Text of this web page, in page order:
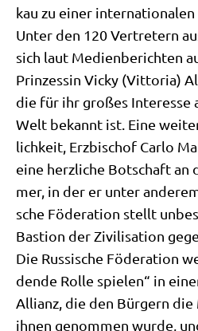
kau zu einer
Unter den 120 Ver­tre­tern
sich laut Medi­en­be­rich­ten
Prin­zes­sin Vicky (Vitto­ria)
die für ihr gro­ßes Inter­es­se
Welt bekannt ist. Eine
lich­keit, Erz­bi­schof Car­lo
eine herz­li­che Bot­schaft
mer, in der er unter
sche Föde­ra­ti­on stellt
Basti­on der Zivi­li­sa­ti­on
Die Rus­si­sche Föde­ra­ti­on
den­de Rol­le spie­len“ in
Alli­anz, die den Bür­gern
ihnen genom­men wur­de,